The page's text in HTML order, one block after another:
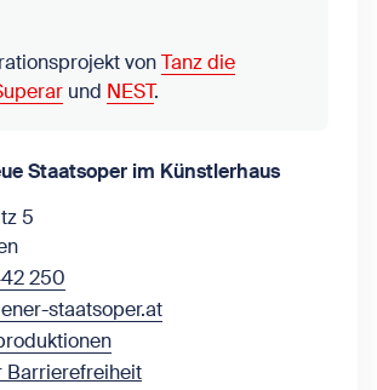
vonTanz die
und NEST.
Staatsoper im Künstlerhaus
5
250
staatsoper.at
Barrierefreiheit